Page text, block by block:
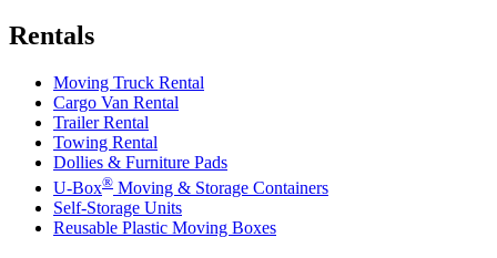
Rentals
Moving Truck Rental
Cargo Van Rental
Trailer Rental
Towing Rental
Dollies & Furniture Pads
U-Box® Moving & Storage Containers
Self-Storage Units
Reusable Plastic Moving Boxes